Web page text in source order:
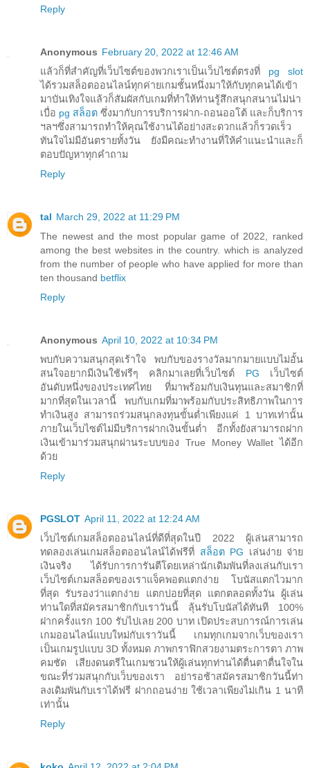
Reply
Anonymous February 20, 2022 at 12:46 AM
แล้วก็ที่สำคัญที่เว็บไซต์ของพวกเราเป็นเว็บไซต์ตรงที่ pg slot
ได้รวมสล็อตออนไลน์ทุกค่ายเกมชั้นหนึ่งมาให้กับทุกคนได้เข้า
มาบันเทิงใจแล้วก็สัมผัสกับเกมที่ทำให้ท่านรู้สึกสนุกสนานไม่น่า
เบื่อ pg สล็อต ซึ่งมากับการบริการฝาก-ถอนออโต้ และก็บริการ
ฯลฯซึ่งสามารถทำให้คุณใช้งานได้อย่างสะดวกแล้วก็รวดเร็ว
ทันใจไม่มีอันตรายทั้งวัน ยังมีคณะทำงานที่ให้คำแนะนำและก็
ตอบปัญหาทุกคำถาม
Reply
tal March 29, 2022 at 11:29 PM
The newest and the most popular game of 2022, ranked
among the best websites in the country. which is analyzed
from the number of people who have applied for more than
ten thousand betflix
Reply
Anonymous April 10, 2022 at 10:34 PM
พบกับความสนุกสุดเร้าใจ พบกับของรางวัลมากมายแบบไม่อั้น
สนใจอยากมีเงินใช้ฟรีๆ คลิกมาเลยที่เว็บไซต์ PG เว็บไซต์
อันดับหนึ่งของประเทศไทย ที่มาพร้อมกับเงินทุนและสมาชิกที่
มากที่สุดในเวลานี้ พบกับเกมที่มาพร้อมกับประสิทธิภาพในการ
ทำเงินสูง สามารถร่วมสนุกลงทุนขั้นต่ำเพียงแค่ 1 บาทเท่านั้น
ภายในเว็บไซต์ไม่มีบริการฝากเงินขั้นต่ำ อีกทั้งยังสามารถฝาก
เงินเข้ามาร่วมสนุกผ่านระบบของ True Money Wallet ได้อีก
ด้วย
Reply
PGSLOT April 11, 2022 at 12:24 AM
เว็บไซต์เกมสล็อตออนไลน์ที่ดีที่สุดในปี 2022 ผู้เล่นสามารถ
ทดลองเล่นเกมสล็อตออนไลน์ได้ฟรีที่ สล็อต PG เล่นง่าย จ่าย
เงินจริง ได้รับการการันตีโดยเหล่านักเดิมพันที่ลงเล่นกับเรา
เว็บไซต์เกมสล็อตของเราแจ็คพอตแตกง่าย โบนัสแตกไวมาก
ที่สุด รับรองว่าแตกง่าย แตกบ่อยที่สุด แตกตลอดทั้งวัน ผู้เล่น
ท่านใดที่สมัครสมาชิกกับเราวันนี้ ลุ้นรับโบนัสได้ทันที 100%
ฝากครั้งแรก 100 รับไปเลย 200 บาท เปิดประสบการณ์การเล่น
เกมออนไลน์แบบใหม่กับเราวันนี้ เกมทุกเกมจากเว็บของเรา
เป็นเกมรูปแบบ 3D ทั้งหมด ภาพกราฟิกสวยงามตระการตา ภาพ
คมชัด เสียงดนตรีในเกมชวนให้ผู้เล่นทุกท่านได้ตื่นตาตื่นใจใน
ขณะที่ร่วมสนุกกับเว็บของเรา อย่ารอช้าสมัครสมาชิกวันนี้ท่า
ลงเดิมพันกับเราได้ฟรี ฝากถอนง่าย ใช้เวลาเพียงไม่เกิน 1 นาที
เท่านั้น
Reply